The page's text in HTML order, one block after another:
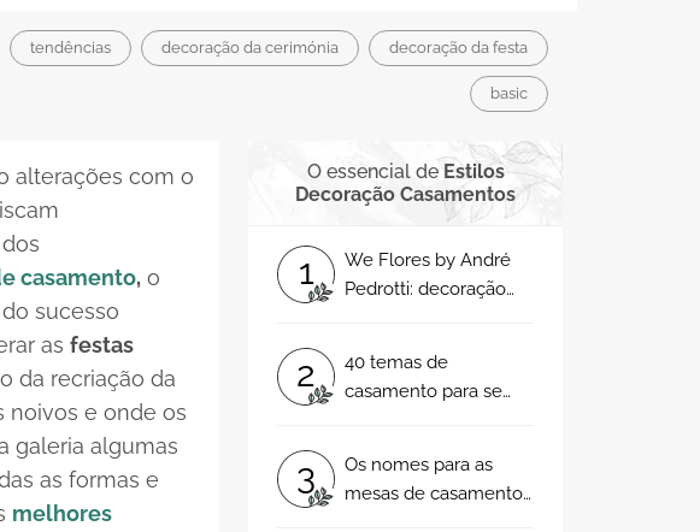
tendências decoração da cerimónia decoração da festa
basic
alterações com o
casamento, o
sucesso
as festas
da recriação da
noivos e onde os
galeria algumas
as formas e
melhores
O essencial de Estilos
Decoração Casamentos
1
We Flores by André
Pedrotti: decoração
viver e amar!
2
40 temas de
casamento para se
3
Os nomes para as
mesas de casamento